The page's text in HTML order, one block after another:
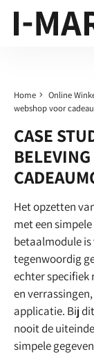
Home Online
webshop voor
CASE
Het opzetten
met een
betaalmodule
tegenwoordig
echter specifiek
en
applicatie. Bij
nooit de
simpele